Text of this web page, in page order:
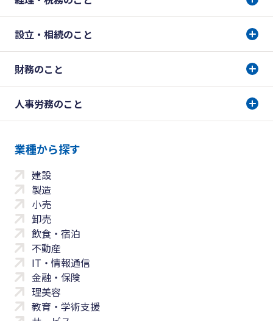
設立・相続のこと
財務のこと
人事労務のこと
業種から探す
建設
製造
小売
卸売
飲食・宿泊
不動産
IT・情報通信
金融・保険
理美容
教育・学術支援